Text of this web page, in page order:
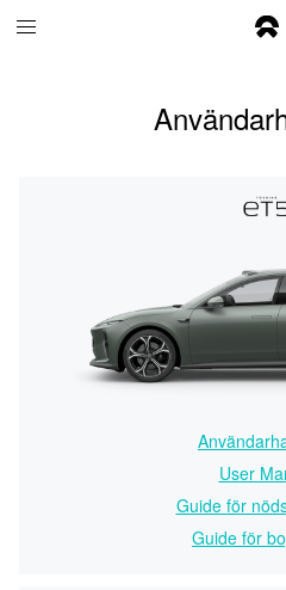
User
Guide för
Guide för